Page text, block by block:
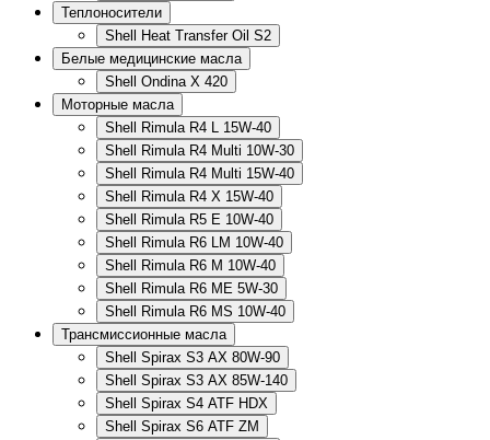
Теплоносители
Shell Heat Transfer Oil S2
Белые медицинские масла
Shell Ondina X 420
Моторные масла
Shell Rimula R4 L 15W-40
Shell Rimula R4 Multi 10W-30
Shell Rimula R4 Multi 15W-40
Shell Rimula R4 X 15W-40
Shell Rimula R5 E 10W-40
Shell Rimula R6 LM 10W-40
Shell Rimula R6 M 10W-40
Shell Rimula R6 ME 5W-30
Shell Rimula R6 MS 10W-40
Трансмиссионные масла
Shell Spirax S3 AX 80W-90
Shell Spirax S3 AX 85W-140
Shell Spirax S4 ATF HDX
Shell Spirax S6 ATF ZM